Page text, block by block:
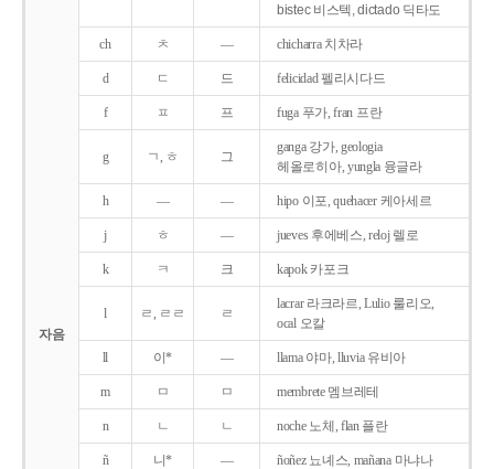
자음
bistec 비스텍, dictado 딕타도
ch ㅊ ― chicharra 치차라
d ㄷ 드 felicidad 펠리시다드
f ㅍ 프 fuga 푸가, fran 프란
g ㄱ, ㅎ 그
ganga 강가, geologia
헤올로히아, yungla 융글라
h ― ― hipo 이포, quehacer 케아세르
j ㅎ ― jueves 후에베스, reloj 렐로
k ㅋ 크 kapok 카포크
l ㄹ, ㄹㄹ ㄹ
lacrar 라크라르, Lulio 룰리오,
ocal 오칼
ll 이* ― llama 야마, lluvia 유비아
m ㅁ ㅁ membrete 멤브레테
n ㄴ ㄴ noche 노체, flan 플란
ñ 니* ― ñoñez 뇨녜스, mañana 마냐나